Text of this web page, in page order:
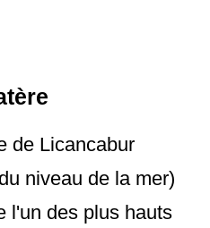
de Licancabur
niveau de la mer)
l'un des plus hauts